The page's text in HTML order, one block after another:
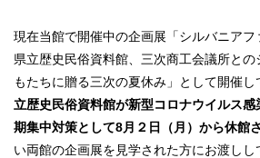
現在当館で開催中の企画展「シルバニア
県立歴史民俗資料館、三次商工会議所と
もたちに贈る三次の夏休み」として開催し
立歴史民俗資料館が新型コロナウイルス
期集中対策として8月２日（月）から休館
い両館の企画展を見学された方にお渡し